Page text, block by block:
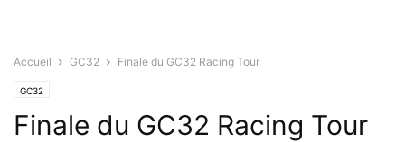
Accueil GC32 Finale du GC32 Racing Tour
GC32
Finale du GC32 Racing Tour